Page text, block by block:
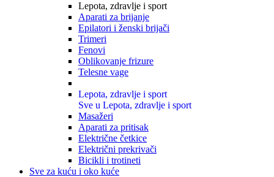
Lepota, zdravlje i sport
Aparati za brijanje
Epilatori i ženski brijači
Trimeri
Fenovi
Oblikovanje frizure
Telesne vage
Lepota, zdravlje i sport
Sve u Lepota, zdravlje i sport
Masažeri
Aparati za pritisak
Električne četkice
Električni prekrivači
Bicikli i trotineti
Sve za kuću i oko kuće